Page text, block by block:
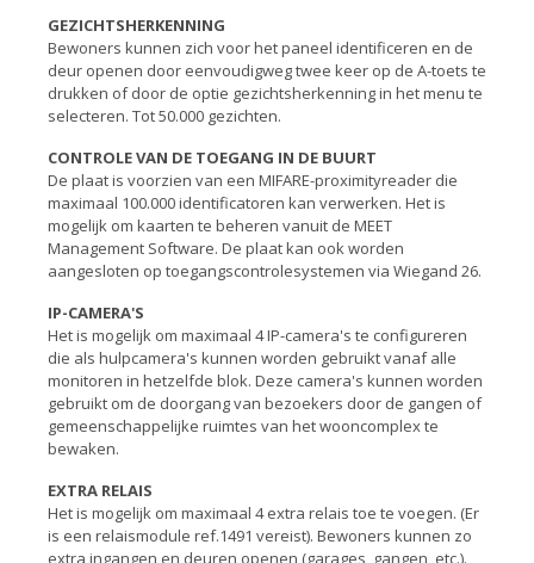
GEZICHTSHERKENNING
Bewoners kunnen zich voor het paneel identificeren en de
deur openen door eenvoudigweg twee keer op de A-toets te
drukken of door de optie gezichtsherkenning in het menu te
selecteren. Tot 50.000 gezichten.
CONTROLE VAN DE TOEGANG IN DE BUURT
De plaat is voorzien van een MIFARE-proximityreader die
maximaal 100.000 identificatoren kan verwerken. Het is
mogelijk om kaarten te beheren vanuit de MEET
Management Software. De plaat kan ook worden
aangesloten op toegangscontrolesystemen via Wiegand 26.
IP-CAMERA'S
Het is mogelijk om maximaal 4 IP-camera's te configureren
die als hulpcamera's kunnen worden gebruikt vanaf alle
monitoren in hetzelfde blok. Deze camera's kunnen worden
gebruikt om de doorgang van bezoekers door de gangen of
gemeenschappelijke ruimtes van het wooncomplex te
bewaken.
EXTRA RELAIS
Het is mogelijk om maximaal 4 extra relais toe te voegen. (Er
is een relaismodule ref.1491 vereist). Bewoners kunnen zo
extra ingangen en deuren openen (garages, gangen, etc.).